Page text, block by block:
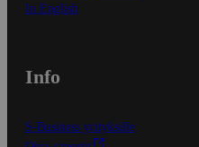
In English
Info
S-Business yrityksille